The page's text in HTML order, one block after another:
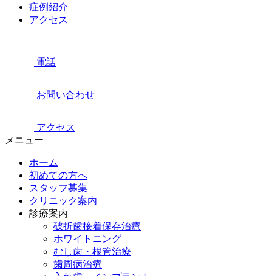
症例紹介
アクセス
電話
お問い合わせ
アクセス
メニュー
ホーム
初めての方へ
スタッフ募集
クリニック案内
診療案内
破折歯接着保存治療
ホワイトニング
むし歯・根管治療
歯周病治療